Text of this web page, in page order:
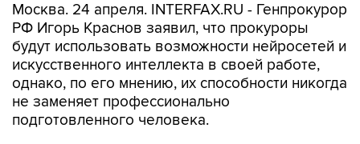
Москва. 24 апреля. INTERFAX.RU - Генпрокурор
РФ Игорь Краснов заявил, что прокуроры
будут использовать возможности нейросетей и
искусственного интеллекта в своей работе,
однако, по его мнению, их способности никогда
не заменяет профессионально
подготовленного человека.